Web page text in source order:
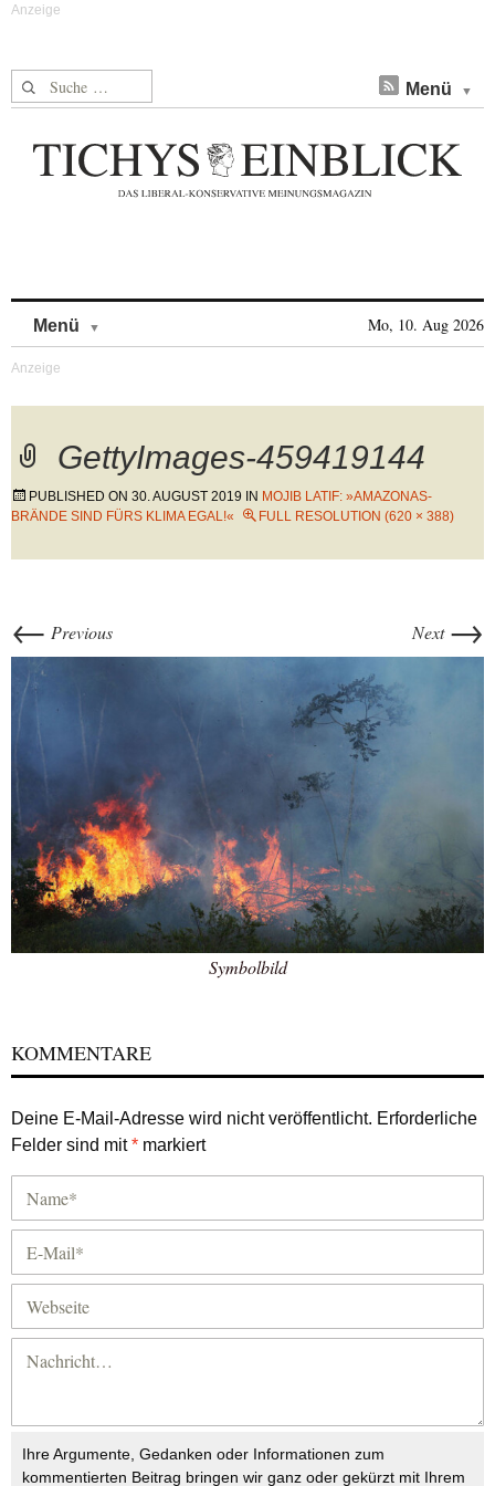
Suche nach: Menü
Menü Mo, 10. Aug 2026
GettyImages-459419144
PUBLISHED ON 30. AUGUST 2019 IN MOJIB LATIF: »AMAZONAS-
BRÄNDE SIND FÜRS KLIMA EGAL!«
FULL RESOLUTION (620 × 388)
← Previous Next →
Symbolbild
KOMMENTARE
Deine E-Mail-Adresse wird nicht veröffentlicht. Erforderliche
Felder sind mit* markiert
Ihre Argumente, Gedanken oder Informationen zum
kommentierten Beitrag bringen wir ganz oder gekürzt mit Ihrem